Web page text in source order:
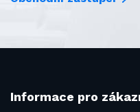
Informace pro